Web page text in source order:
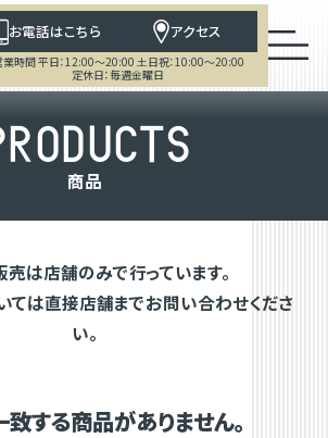
お電話はこちら アクセス
業時間 平日：12:00～20:00 土日祝：10:00～20:00
定休日：毎週金曜日
RODUCTS
商品
は店舗のみで行っています。
ては直接店舗までお問い合わせくださ
い。
する商品がありません。